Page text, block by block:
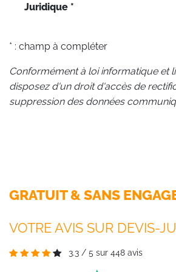
Juridique *
* : champ à compléter
Conformément à loi informatique et
disposez d'un droit d'accès de
suppression des données
GRATUIT & SANS
VOTRE AVIS SUR DEVIS-
3.3 / 5 sur 448 avis